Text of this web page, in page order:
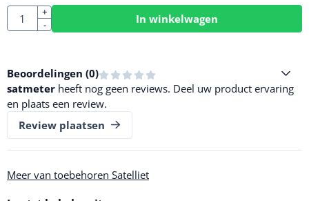
Aantal
+
-
In winkelwagen
Beoordelingen (0)
satmeter heeft nog geen reviews. Deel uw product ervaring
en plaats een review.
Review plaatsen
Meer van toebehoren Satelliet